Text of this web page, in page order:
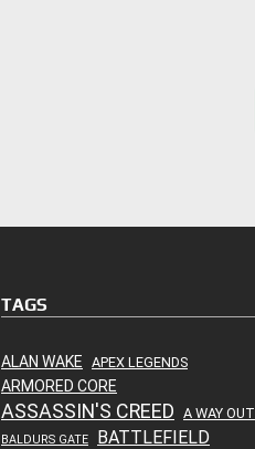
TAGS
ALAN WAKE APEX LEGENDS
ARMORED CORE
ASSASSIN'S CREED A WAY OUT
BALDURS GATE BATTLEFIELD